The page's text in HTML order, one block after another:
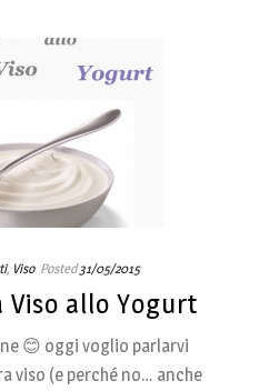
, Viso Posted 31/05/2015
Viso allo Yogurt
😊 oggi voglio parlarvi
viso (e perché no… anche